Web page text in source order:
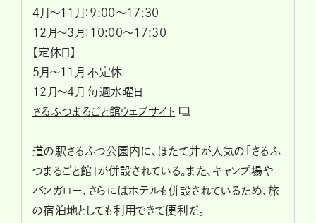
4月〜11月：9:00〜17:30
12月〜3月：10:00〜17:30
【定休日】
5月〜11月 不定休
12月〜4月 毎週水曜日
さるふつまるごと館ウェブサイト
道の駅さるふつ公園内に、ほたて丼が人気の「さるふ
つまるごと館」が併設されている。また、キャンプ場や
バンガロー、さらにはホテルも併設されているため、旅
の宿泊地としても利用できて便利だ。